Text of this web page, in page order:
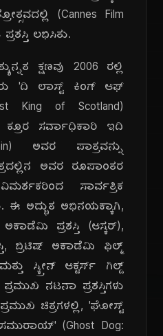
(Cannes Film
ಲಭಿಸಿತು.
ಕ್ಷಣವು 2006 ರಲ್ಲಿ
'ದಿ ಲಾಸ್ಟ್ ಕಿಂಗ್ ಆಫ್
King of Scotland)
ಕ್ರೂರ ಸರ್ವಾಧಿಕಾರಿ ಇದಿ
ಅವರ ಪಾತ್ರವನ್ನು
ಅವರ ರೂಪಾಂತರ
ಸಾರ್ವತ್ರಿಕ
ಈ ಅದ್ಭುತ ಅಭಿನಯಕ್ಕಾಗಿ,
ಪ್ರಶಸ್ತಿ (ಆಸ್ಕರ್),
ಬ್ರಿಟಿಷ್ ಅಕಾಡೆಮಿ ಫಿಲ್ಮ್
ಸ್ಕ್ರೀನ್ ಆಕ್ಟರ್ಸ್ ಗಿಲ್ಡ್
ಪ್ರಮುಖ ನಟನಾ ಪ್ರಶಸ್ತಿಗಳು
ಚಿತ್ರಗಳಲ್ಲಿ, 'ಘೋಸ್ಟ್
(Ghost Dog: